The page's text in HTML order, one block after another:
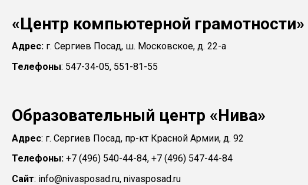
«Центр компьютерной грамотности»
Адрес: г. Сергиев Посад, ш. Московское, д. 22-а
Телефоны: 547-34-05, 551-81-55
Образовательный центр «Нива»
Адрес: г. Сергиев Посад, пр-кт Красной Армии, д. 92
Телефоны: +7 (496) 540-44-84, +7 (496) 547-44-84
Сайт: info@nivasposad.ru, nivasposad.ru